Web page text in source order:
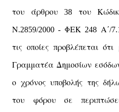
του άρθρου38 του
Ν.2859/2000 - ΦΕΚ 248 Α΄/
τιςοποίες προβλέπεται ότι
Γραμματέα Δημοσίων
ο χρόνος υποβολής της
του φόρου σε περιπ